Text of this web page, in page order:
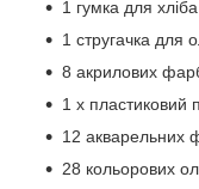
1 гумка для хліба
1 стругачка для
8 акрилових
1 х пластиковий
12 акварельних
28 кольорових